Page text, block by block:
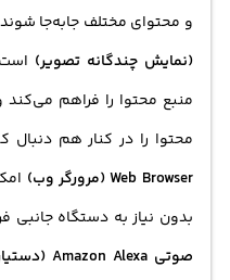
و محتوای مختلف جابه‌جا
(نمایش چندگانه تصویر)
منبع محتوا را فراهم می‌کند
محتوا را در کنار هم
Web Browser (مرورگر وب)
بدون نیاز به دستگاه جانبی
صوتی Amazon Alexa (دستیار صوتی آمازون الکسا)